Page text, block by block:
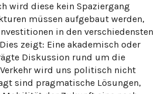
wird diese kein Spaziergang
müssen aufgebaut werden,
in den verschiedensten
zeigt: Eine akademisch oder
Diskussion rund um die
wird uns politisch nicht
sind pragmatische Lösungen,